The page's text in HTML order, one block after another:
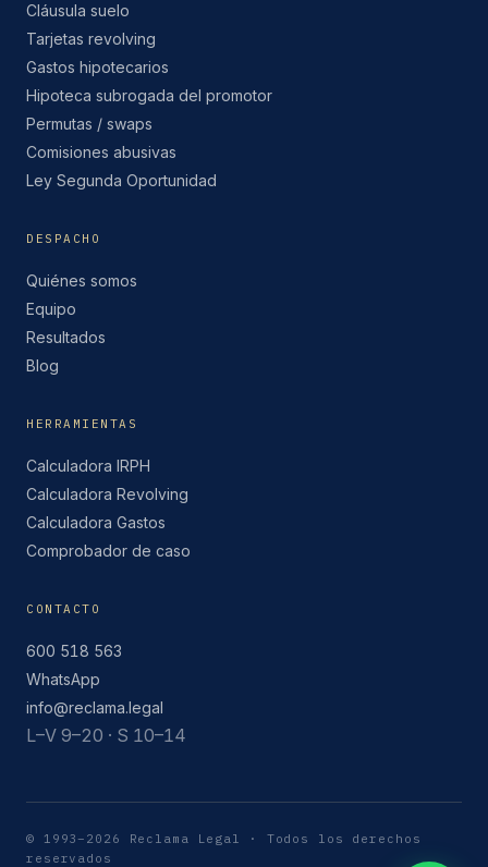
Cláusula suelo
Tarjetas revolving
Gastos hipotecarios
Hipoteca subrogada del promotor
Permutas / swaps
Comisiones abusivas
Ley Segunda Oportunidad
DESPACHO
Quiénes somos
Equipo
Resultados
Blog
HERRAMIENTAS
Calculadora IRPH
Calculadora Revolving
Calculadora Gastos
Comprobador de caso
CONTACTO
600 518 563
WhatsApp
info@reclama.legal
L–V 9–20 · S 10–14
© 1993–2026 Reclama Legal · Todos los derechos
reservados